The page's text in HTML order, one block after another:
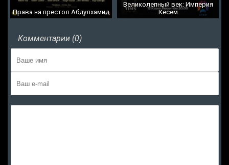
Права на престол Абдулхамид
Великолепный век: Империя
Кёсем
Комментарии (0)